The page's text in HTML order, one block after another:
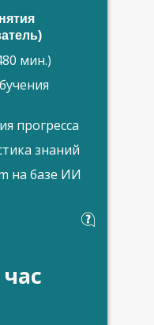
мин.)
прогресса
знаний
на базе ИИ